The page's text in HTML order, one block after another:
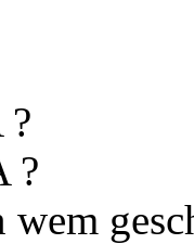
?
?